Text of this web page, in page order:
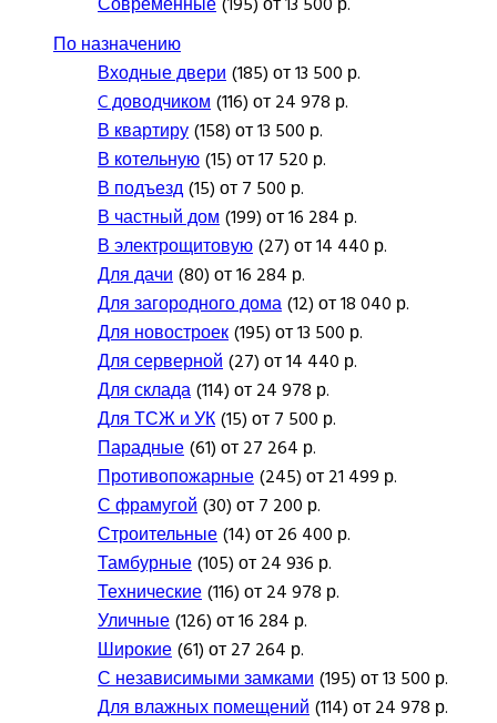
По назначению
Входные двери(185) от 13 500 р.
C доводчиком(116) от 24 978 р.
В квартиру(158) от 13 500 р.
В котельную(15) от 17 520 р.
В подъезд(15) от 7 500 р.
В частный дом(199) от 16 284 р.
В электрощитовую(27) от 14 440 р.
Для дачи(80) от 16 284 р.
Для загородного дома(12) от 18 040 р.
Для новостроек(195) от 13 500 р.
Для серверной(27) от 14 440 р.
Для склада(114) от 24 978 р.
Для ТСЖ и УК(15) от 7 500 р.
Парадные(61) от 27 264 р.
Противопожарные(245) от 21 499 р.
С фрамугой(30) от 7 200 р.
Строительные(14) от 26 400 р.
Тамбурные(105) от 24 936 р.
Технические(116) от 24 978 р.
Уличные(126) от 16 284 р.
Широкие(61) от 27 264 р.
С независимыми замками(195) от 13 500 р.
Для влажных помещений(114) от 24 978 р.